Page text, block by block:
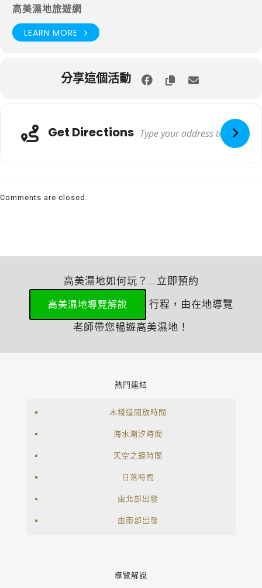
高美濕地旅遊網
LEARN MORE
分享這個活動
Get Directions
Comments are closed.
高美濕地如何玩？...立即預約
高美濕地導覽解說
行程，由在地導覽
老師帶您暢遊高美濕地！
熱門連結
木棧道開放時間
海水潮汐時間
天空之鏡時間
日落時間
由北部出發
由南部出發
導覽解說